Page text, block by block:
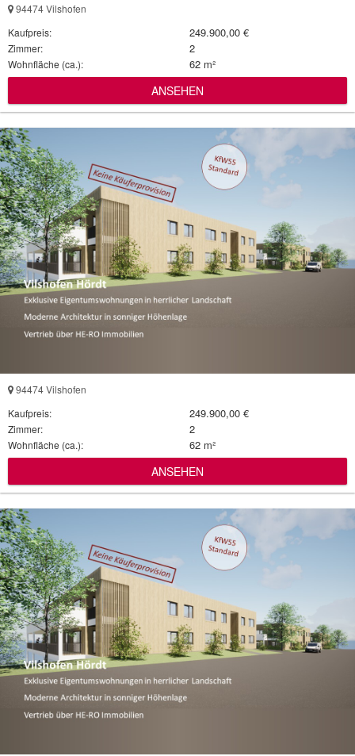
94474 Vilshofen
Kaufpreis:
249.900,00 €
Zimmer: 2
Wohnfläche (ca.): 62 m²
ANSEHEN
94474 Vilshofen
Kaufpreis:
249.900,00 €
Zimmer: 2
Wohnfläche (ca.): 62 m²
ANSEHEN